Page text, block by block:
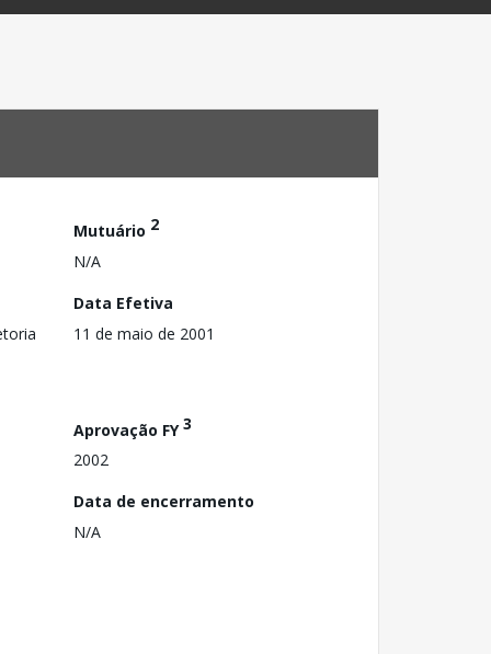
Mutuário 2
N/A
Data Efetiva
11 de maio de 2001
Aprovação FY3
2002
Data de encerramento
N/A